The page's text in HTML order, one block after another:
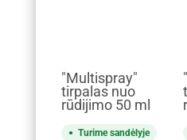
"Multispray"
tirpalas nuo
rūdijimo 50 ml
Turime sandėlyje